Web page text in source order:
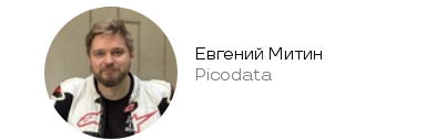
Евгений Митин
Picodata